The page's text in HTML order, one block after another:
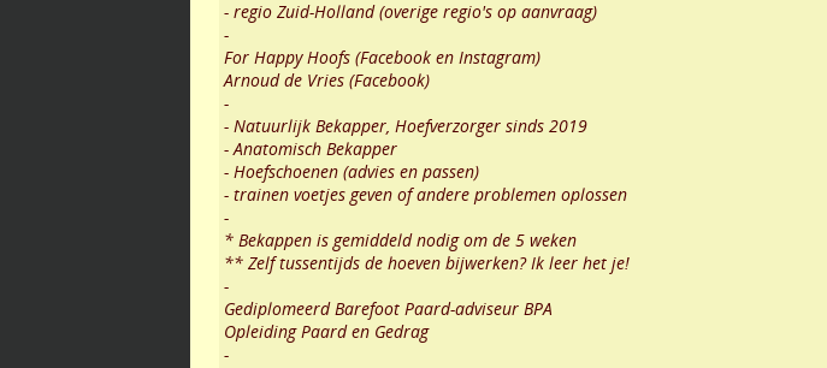
- regio Zuid-Holland (overige regio's op aanvraag)
-
For Happy Hoofs (Facebook en Instagram)
Arnoud de Vries (Facebook)
-
- Natuurlijk Bekapper, Hoefverzorger sinds 2019
- Anatomisch Bekapper
- Hoefschoenen (advies en passen)
- trainen voetjes geven of andere problemen oplossen
-
* Bekappen is gemiddeld nodig om de 5 weken
** Zelf tussentijds de hoeven bijwerken? Ik leer het je!
-
Gediplomeerd Barefoot Paard-adviseur BPA
Opleiding Paard en Gedrag
-